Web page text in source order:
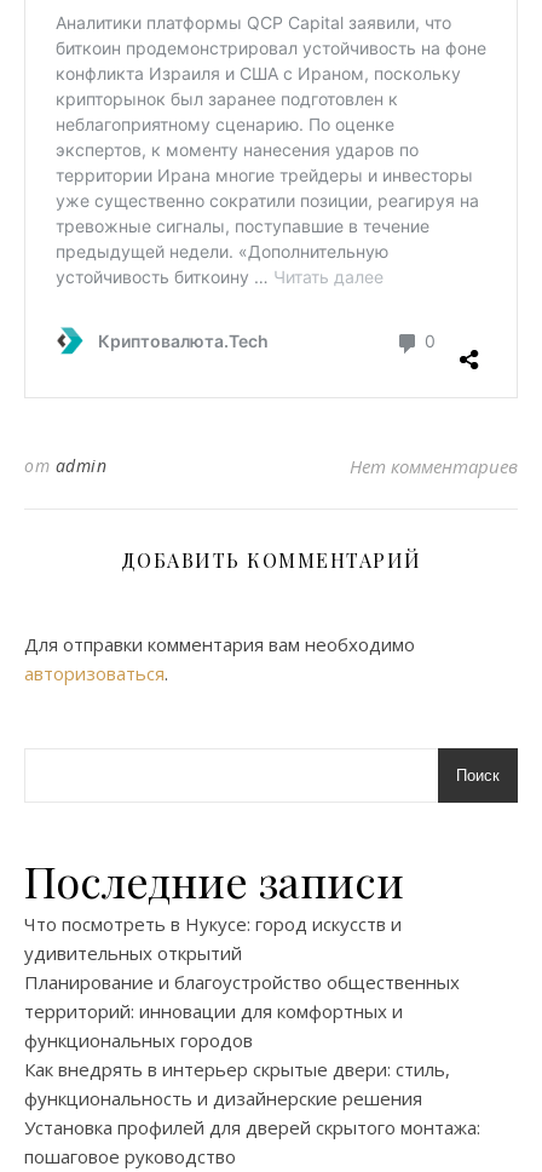
от admin Нет комментариев
ДОБАВИТЬ КОММЕНТАРИЙ
Для отправки комментария вам необходимо
авторизоваться.
Поиск
Последние записи
Что посмотреть в Нукусе: город искусств и
удивительных открытий
Планирование и благоустройство общественных
территорий: инновации для комфортных и
функциональных городов
Как внедрять в интерьер скрытые двери: стиль,
функциональность и дизайнерские решения
Установка профилей для дверей скрытого монтажа:
пошаговое руководство